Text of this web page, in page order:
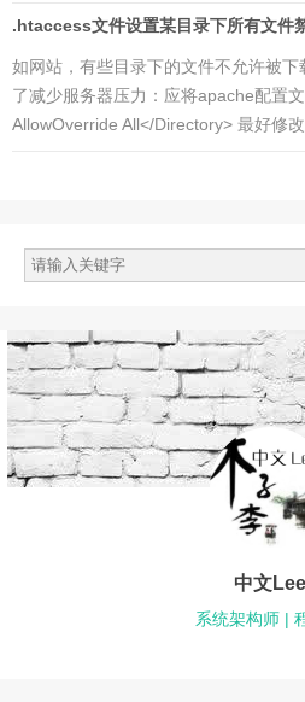
.htaccess文件设置某目录下所有文件
如网站，有些目录下的文件不允许被
了减少服务器压力：应将apache配置
AllowOverride All</Directory> 最好修改
中文Lee
系统架构师 |